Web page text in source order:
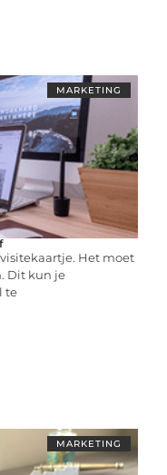
MARKETING
Het moet
Dit kun je
te
MARKETING